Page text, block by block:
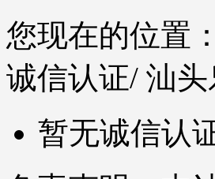
您现在的位置：
诚信认证/ 汕
暂无诚信认